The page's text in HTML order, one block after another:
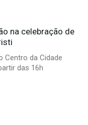
na celebração de
Centro da Cidade
das 16h